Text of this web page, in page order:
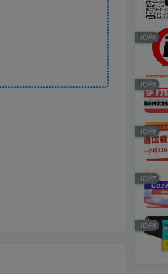
TOP4
TOP5
TOP6
TOP7
TOP8